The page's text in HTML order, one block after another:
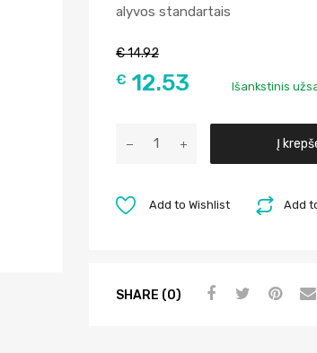
alyvos standartais
€14.92
€ 12.53 Išankstinis
Į
Add
Add to Wishlist
SHARE (0)